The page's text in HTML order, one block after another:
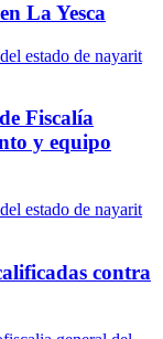
La Yesca
estado de nayarit
Fiscalía
y equipo
estado de nayarit
contra